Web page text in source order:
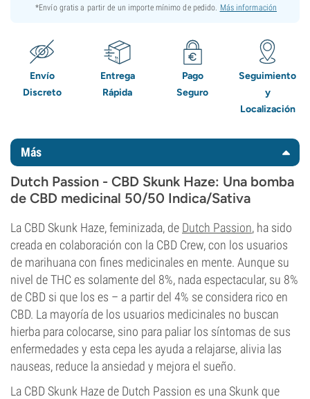
*Envío gratis a partir de un importe mínimo de pedido. Más información
Envío
Discreto
Entrega
Rápida
Pago
Seguro
Seguimiento
y
Localización
Más
Dutch Passion - CBD Skunk Haze: Una bomba
de CBD medicinal 50/50 Indica/Sativa
La CBD Skunk Haze, feminizada, de Dutch Passion, ha sido
creada en colaboración con la CBD Crew, con los usuarios
de marihuana con fines medicinales en mente. Aunque su
nivel de THC es solamente del 8%, nada espectacular, su 8%
de CBD si que los es – a partir del 4% se considera rico en
CBD. La mayoría de los usuarios medicinales no buscan
hierba para colocarse, sino para paliar los síntomas de sus
enfermedades y esta cepa les ayuda a relajarse, alivia las
nauseas, reduce la ansiedad y mejora el sueño.
La CBD Skunk Haze de Dutch Passion es una Skunk que